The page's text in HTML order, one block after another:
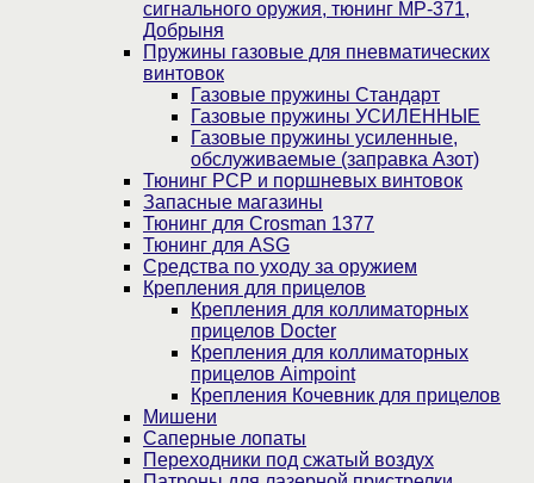
сигнального оружия, тюнинг МР-371,
Добрыня
Пружины газовые для пневматических
винтовок
Газовые пружины Стандарт
Газовые пружины УСИЛЕННЫЕ
Газовые пружины усиленные,
обслуживаемые (заправка Азот)
Тюнинг PCP и поршневых винтовок
Запасные магазины
Тюнинг для Crosman 1377
Тюнинг для ASG
Средства по уходу за оружием
Крепления для прицелов
Крепления для коллиматорных
прицелов Docter
Крепления для коллиматорных
прицелов Aimpoint
Крепления Кочевник для прицелов
Мишени
Саперные лопаты
Переходники под сжатый воздух